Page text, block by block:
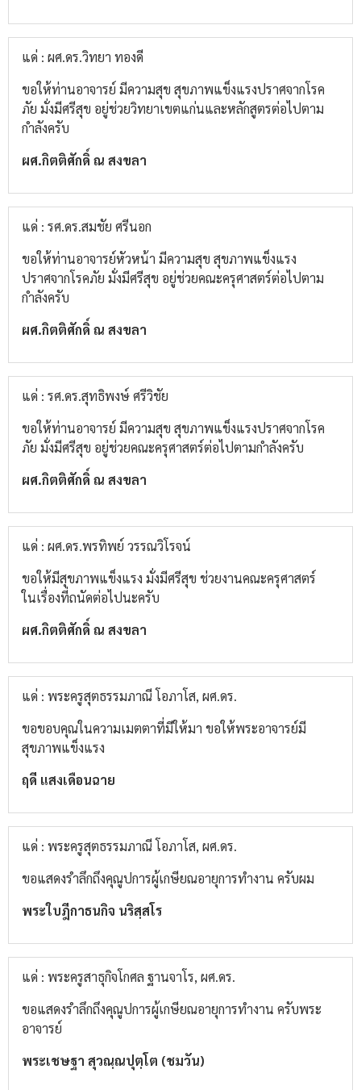
แด่ : ผศ.ดร.วิทยา ทองดี
ขอให้ท่านอาจารย์ มีความสุข สุขภาพแข็งแรงปราศจากโรค
ภัย มั่งมีศรีสุข อยู่ช่วยวิทยาเขตแก่นและหลักสูตรต่อไปตาม
กำลังครับ
ผศ.กิตติศักดิ์ ณ สงขลา
แด่ : รศ.ดร.สมชัย ศรีนอก
ขอให้ท่านอาจารย์หัวหน้า มีความสุข สุขภาพแข็งแรง
ปราศจากโรคภัย มั่งมีศรีสุข อยู่ช่วยคณะครุศาสตร์ต่อไปตาม
กำลังครับ
ผศ.กิตติศักดิ์ ณ สงขลา
แด่ : รศ.ดร.สุทธิพงษ์ ศรีวิชัย
ขอให้ท่านอาจารย์ มีความสุข สุขภาพแข็งแรงปราศจากโรค
ภัย มั่งมีศรีสุข อยู่ช่วยคณะครุศาสตร์ต่อไปตามกำลังครับ
ผศ.กิตติศักดิ์ ณ สงขลา
แด่ : ผศ.ดร.พรทิพย์ วรรณวิโรจน์
ขอให้มีสุขภาพแข็งแรง มั่งมีศรีสุข ช่วยงานคณะครุศาสตร์
ในเรื่องที่ถนัดต่อไปนะครับ
ผศ.กิตติศักดิ์ ณ สงขลา
แด่ : พระครูสุตธรรมภาณี โอภาโส, ผศ.ดร.
ขอขอบคุณในความเมตตาที่มีให้มา ขอให้พระอาจารย์มี
สุขภาพแข็งแรง
ฤดี แสงเดือนฉาย
แด่ : พระครูสุตธรรมภาณี โอภาโส, ผศ.ดร.
ขอแสดงรำลึกถึงคุณูปการผู้เกษียณอายุการทำงาน ครับผม
พระใบฎีกาธนกิจ นริสฺสโร
แด่ : พระครูสาธุกิจโกศล ฐานจาโร, ผศ.ดร.
ขอแสดงรำลึกถึงคุณูปการผู้เกษียณอายุการทำงาน ครับพระ
อาจารย์
พระเชษฐา สุวณฺณปุตฺโต (ชมวัน)